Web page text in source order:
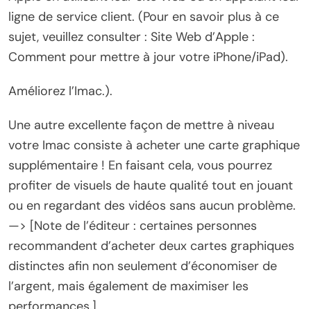
ligne de service client. (Pour en savoir plus à ce
sujet, veuillez consulter : Site Web d’Apple :
Comment pour mettre à jour votre iPhone/iPad).
Améliorez l’Imac.).
Une autre excellente façon de mettre à niveau
votre Imac consiste à acheter une carte graphique
supplémentaire ! En faisant cela, vous pourrez
profiter de visuels de haute qualité tout en jouant
ou en regardant des vidéos sans aucun problème.
—> [Note de l’éditeur : certaines personnes
recommandent d’acheter deux cartes graphiques
distinctes afin non seulement d’économiser de
l’argent, mais également de maximiser les